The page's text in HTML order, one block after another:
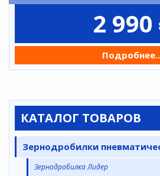
2 990
КАТАЛОГ ТОВАРОВ
Зернодробилки
Зернодробилка Лидер